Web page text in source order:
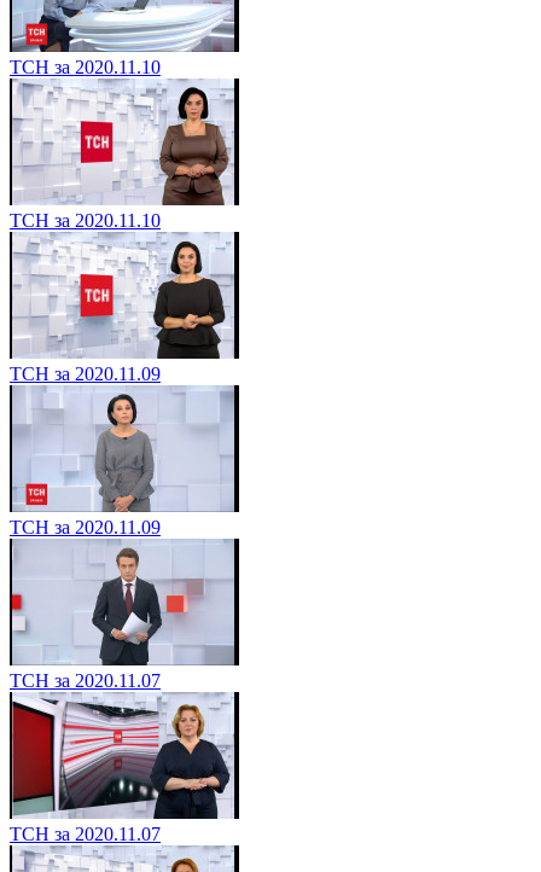
ТСН за 2020.11.10
ТСН за 2020.11.10
ТСН за 2020.11.09
ТСН за 2020.11.09
ТСН за 2020.11.07
ТСН за 2020.11.07